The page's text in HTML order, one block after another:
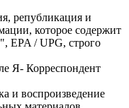
републикация и
которое содержит
EPA / UPG, строго
Я- Корреспондент
и воспроизведение